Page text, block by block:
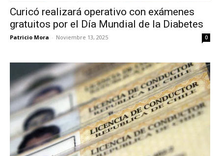
Curicó realizará operativo con exámenes
gratuitos por el Día Mundial de la Diabetes
Patricio Mora - Noviembre 13, 2025 0